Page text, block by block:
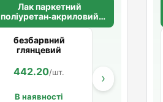
Лак паркетний
поліуретан‑акриловий
Maxima
безбарвний
глянцевий
442.20/шт.
В наявності
›